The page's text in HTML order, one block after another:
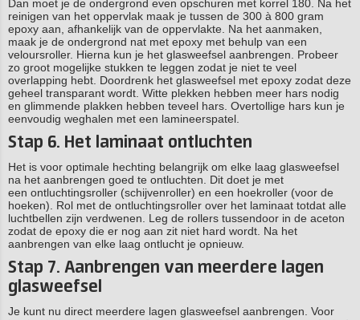
Dan moet je de ondergrond even opschuren met korrel 180. Na het
reinigen van het oppervlak maak je tussen de 300 à 800 gram
epoxy aan, afhankelijk van de oppervlakte. Na het aanmaken,
maak je de ondergrond nat met epoxy met behulp van een
veloursroller. Hierna kun je het glasweefsel aanbrengen. Probeer
zo groot mogelijke stukken te leggen zodat je niet te veel
overlapping hebt. Doordrenk het glasweefsel met epoxy zodat deze
geheel transparant wordt. Witte plekken hebben meer hars nodig
en glimmende plakken hebben teveel hars. Overtollige hars kun je
eenvoudig weghalen met een lamineerspatel.
Stap 6. Het laminaat ontluchten
Het is voor optimale hechting belangrijk om elke laag glasweefsel
na het aanbrengen goed te ontluchten. Dit doet je met
een ontluchtingsroller (schijvenroller) en een hoekroller (voor de
hoeken). Rol met de ontluchtingsroller over het laminaat totdat alle
luchtbellen zijn verdwenen. Leg de rollers tussendoor in de aceton
zodat de epoxy die er nog aan zit niet hard wordt. Na het
aanbrengen van elke laag ontlucht je opnieuw.
Stap 7. Aanbrengen van meerdere lagen
glasweefsel
Je kunt nu direct meerdere lagen glasweefsel aanbrengen. Voor